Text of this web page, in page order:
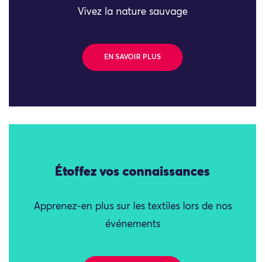
Vivez la nature sauvage
EN SAVOIR PLUS
Étoffez vos connaissances
Apprenez-en plus sur les textiles lors de nos
événements